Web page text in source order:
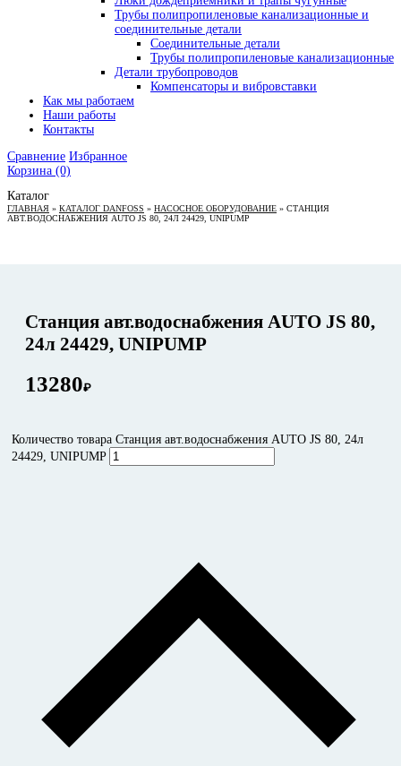
Трубы полипропиленовые канализационные и
соединительные детали
Соединительные детали
Трубы полипропиленовые канализационные
Детали трубопроводов
Компенсаторы и вибровставки
Как мы работаем
Наши работы
Контакты
Сравнение Избранное
Корзина (0)
Каталог
ГЛАВНАЯ » КАТАЛОГ DANFOSS » НАСОСНОЕ ОБОРУДОВАНИЕ » СТАНЦИЯ
АВТ.ВОДОСНАБЖЕНИЯ AUTO JS 80, 24Л 24429, UNIPUMP
Станция авт.водоснабжения AUTO JS 80,
24л 24429, UNIPUMP
13280₽
Количество товара Станция авт.водоснабжения AUTO JS 80, 24л
24429, UNIPUMP